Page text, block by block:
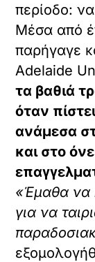
περίοδο:
Μέσα από
παρήγαγε
Adelaide
τα βαθιά
όταν
ανάμεσα
και στο
«Έμαθα να
για να